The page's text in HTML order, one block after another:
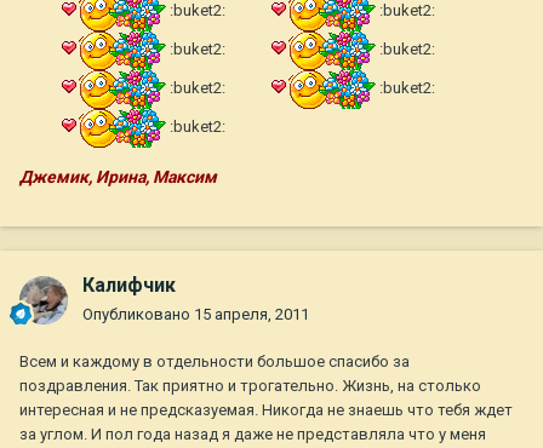
:buket2: :buket2:
:buket2: :buket2:
:buket2: :buket2:
:buket2:
Джемик, Ирина, Максим
Калифчик
Опубликовано 15 апреля, 2011
Всем и каждому в отдельности большое спасибо за
поздравления. Так приятно и трогательно. Жизнь, на столько
интересная и не предсказуемая. Никогда не знаешь что тебя ждет
за углом. И пол года назад я даже не представляла что у меня